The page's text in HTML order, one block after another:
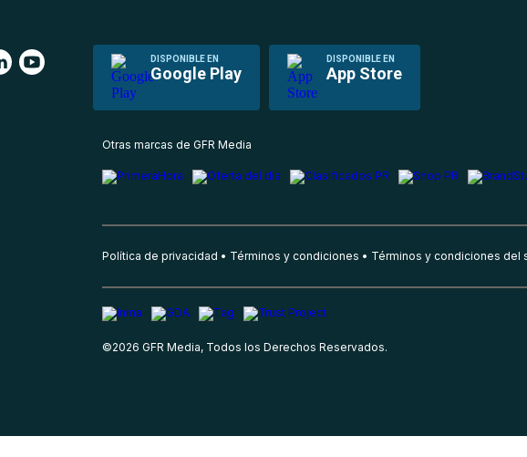
DISPONIBLE EN
Google Play
DISPONIBLE EN
App Store
Otras marcas de GFR Media
Política de privacidad Términos y condiciones Términos y condiciones del
©2026 GFR Media, Todos los Derechos Reservados.